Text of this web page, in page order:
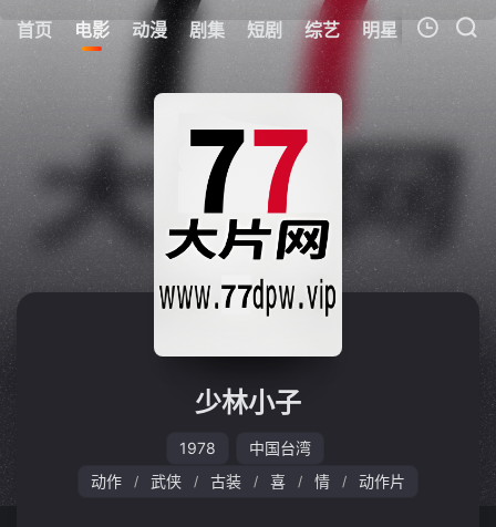
首页 电影 动漫 剧集 短剧 综艺 明星 周表
我的观影记录
暂无观看影片的记录
少林小子
1978
中国台湾
动作
/ 武侠 / 古装 / 喜 / 情 / 动作片